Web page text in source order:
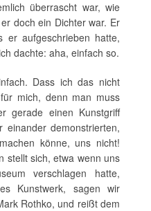
überrascht war, wie
doch ein Dichter war. Er
aufgeschrieben hatte,
dachte: aha, einfach so.
Dass ich das nicht
mich, denn man muss
gerade einen Kunstgriff
demonstrierten,
könne, uns nicht!
stellt sich, etwa wenn uns
verschlagen hatte,
Kunstwerk, sagen wir
Rothko, und reißt dem